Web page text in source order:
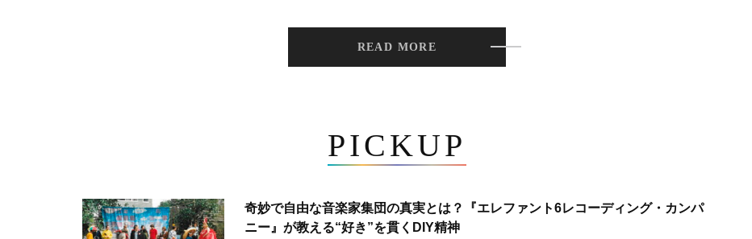
READ MORE
PICKUP
奇妙で自由な音楽家集団の真実とは？『エレファント6レコーディング・カンパ
ニー』が教える“好き”を貫くDIY精神